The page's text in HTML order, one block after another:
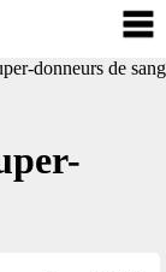
donneurs de sang